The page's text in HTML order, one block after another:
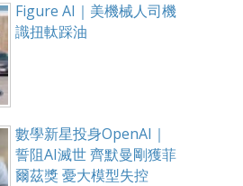
Figure AI｜美機械人司機
識扭軚踩油
數學新星投身OpenAI｜
誓阻AI滅世 齊默曼剛獲菲
爾茲獎 憂大模型失控